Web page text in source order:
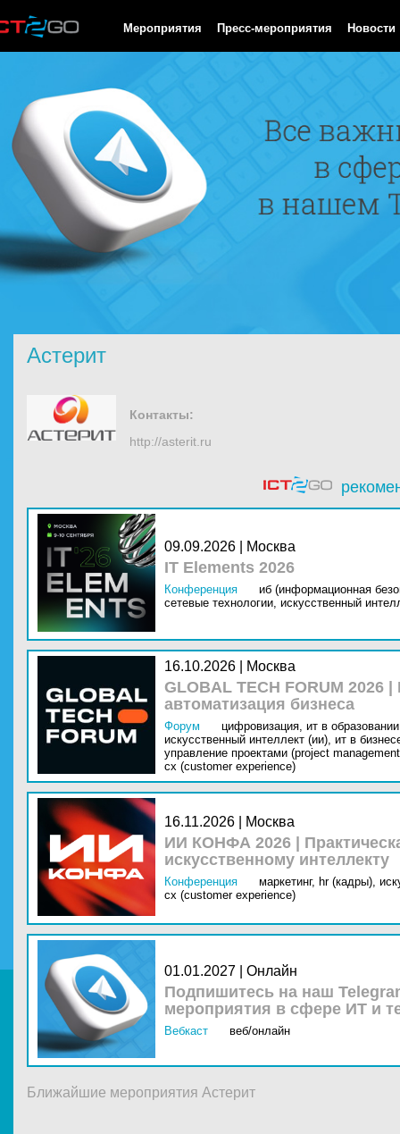
Мероприятия Пресс-мероприятия Новости
Астерит
Контакты:
http://asterit.ru
09.09.2026 | Москва
IT Elements 2026
Конференция
иб (информационная
сетевые технологии, искусственный
16.10.2026 | Москва
GLOBAL TECH FORUM
автоматизация бизнеса
Форум цифровизация, ит в
искусственный интеллект (ии), ит в
управление проектами (project
cx (customer experience)
16.11.2026 | Москва
ИИ КОНФА 2026 |
искусственному интеллекту
Конференция маркетинг, hr (кадры),
cx (customer experience)
01.01.2027 | Онлайн
Подпишитесь на наш
мероприятия в сфере ИТ и
Вебкаст веб/онлайн
Ближайшие мероприятия Астерит